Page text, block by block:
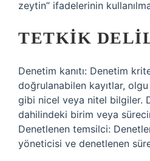
zeytin” ifadelerinin
TETKIK
Denetim kanıtı: Denetim
doğrulanabilen kayıtlar,
gibi nicel veya nitel bilgiler.
dahilindeki birim veya
Denetlenen temsilci:
yöneticisi ve denetlenen